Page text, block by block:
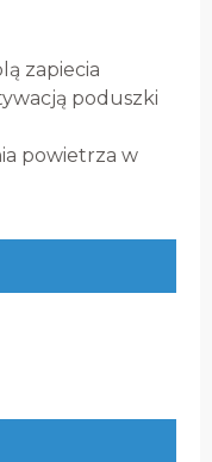
zapiecia
poduszki
powietrza w